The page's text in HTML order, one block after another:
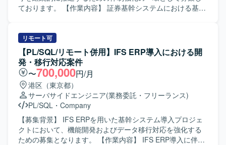
業務に携わることができます。長期的な保守・改善を通じ
す。 【開発環境】 SQLおよびPL/SQLを中心とした基幹シ
ステム環境での開発・保守となります。Oracle関連技術を
利用したシステムが想定されます。
ております。 【作業内容】 証券基幹システムにおける基本
スト計画の策定、関連する開発・改修作業の取りまとめ、
案件管理や顧客との折衝などを行っていただきます。ま
た、PL/SQL、UNIX-C/C++、VB系言語などを用いた既存機
能の改修や追加開発にも携わっていただきます。 【求める
人物像】 複数の開発言語や環境に柔軟に対応でき、自ら課
題を抽出し解決に向けて主体的に動ける方を求めておりま
す。顧客やチームメンバーとのコミュニケーションを大切
にし、周囲と連携しながら品質と生産性の両立を意識して
業務に取り組んでいただける方にマッチするポジションで
す。 【ポジションの魅力】 証券基幹システムという大規模
かつ高信頼性が求められる領域で、上流工程から本番移行
リモート可
【PL/SQL/リモート併用】IFS ERP導入における開
発・移行対応案件
〜700,000円/月
港区（東京都）
サーバサイドエンジニア(業務委託・フリーランス)
PL/SQL ・ Company
【募集背景】 IFS ERPを用いた基幹システム導入プロジェ
クトにおいて、機能開発およびデータ移行対応を強化する
ための募集となります。 【作業内容】 IFS ERP導入に伴う